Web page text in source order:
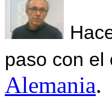
paso con el
Alemania.